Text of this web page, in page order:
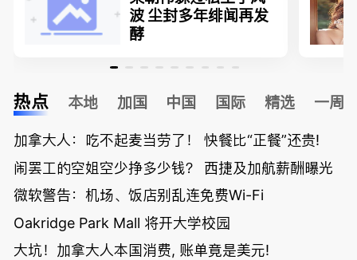
波 尘封多年绯闻再发
酵
热点 本地 加国 中国 国际 精选 一周
加拿大人：吃不起麦当劳了！ 快餐比“正餐”还贵!
闹罢工的空姐空少挣多少钱？ 西捷及加航薪酬曝光
微软警告：机场、饭店别乱连免费Wi-Fi
Oakridge Park Mall 将开大学校园
大坑！加拿大人本国消费, 账单竟是美元!